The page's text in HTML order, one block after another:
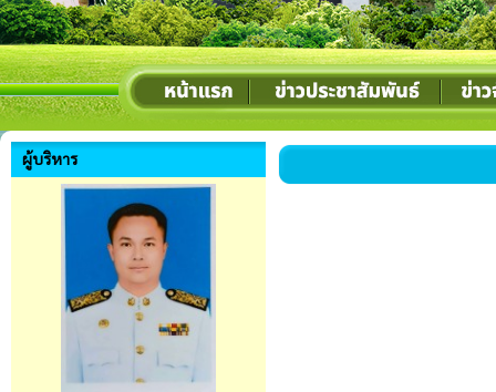
ผู้บริหาร